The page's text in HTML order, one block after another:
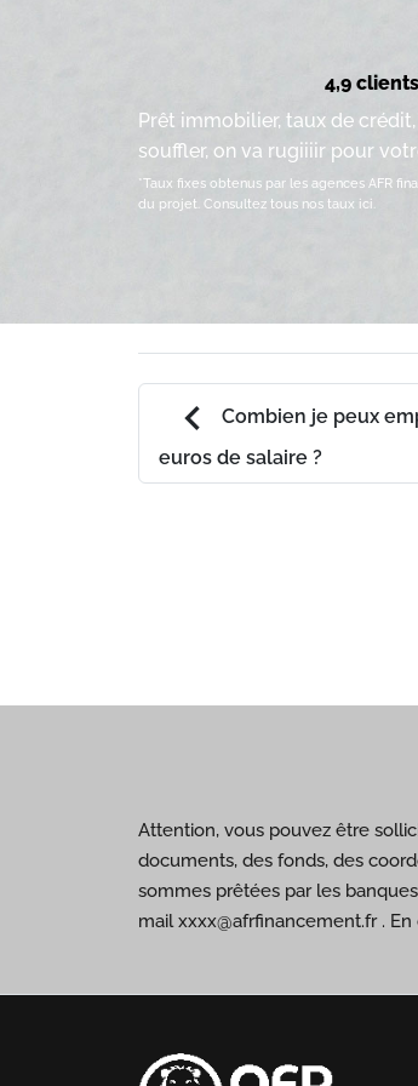
4,9
Prêt immobilier, taux de
souffler, on va rugiiiir pour
*Taux fixes obtenus par les agences AFR
du projet. Consultez tous nos taux ici.
chevron_left
Combien je peux
euros de salaire ?
Attention, vous pouvez être
documents, des fonds, des
sommes prêtées par les
mail xxxx@afrfinancement.fr .